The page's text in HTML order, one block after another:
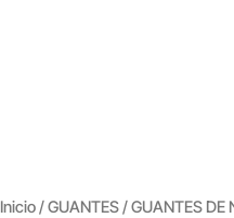
Inicio/GUANTES/ GUANTES DE